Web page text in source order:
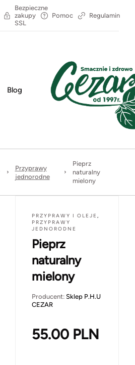
Bezpieczne
zakupy
SSL
Pomoc Regulamin
Blog
Przyprawy
jednorodne
Pieprz
naturalny
mielony
PRZYPRAWY I OLEJE ,
PRZYPRAWY
JEDNORODNE
Pieprz
naturalny
mielony
Producent: Sklep P.H.U
CEZAR
55.00PLN